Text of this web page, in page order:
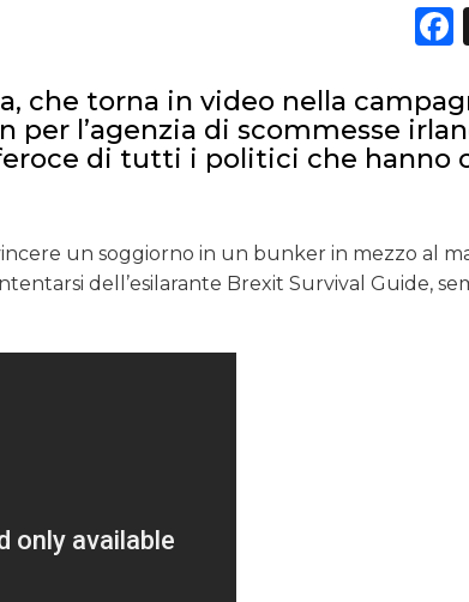
che torna in video nella
per l’agenzia di scommesse
di tutti i politici che hanno
un soggiorno in un bunker in mezzo al
dell’esilarante Brexit Survival Guide,